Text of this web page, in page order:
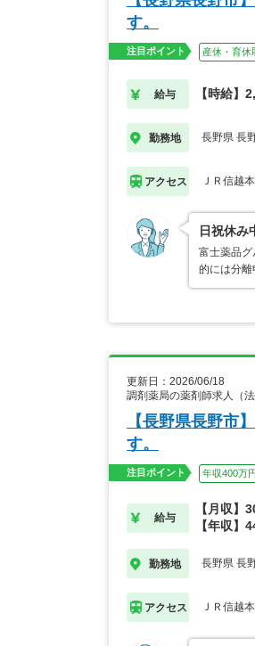
す。
注目ポイント 産休・育休
給与 【時給】
勤務地 長野県 長
アクセス ＪＲ信越
日祝休み
富士薬品
的には分
更新日：2026/06/18
調剤薬局の薬剤師求人（
【長野県長野市
す。
注目ポイント 年収400万
給与
【月収】
【年収】
勤務地 長野県 長
アクセス ＪＲ信越